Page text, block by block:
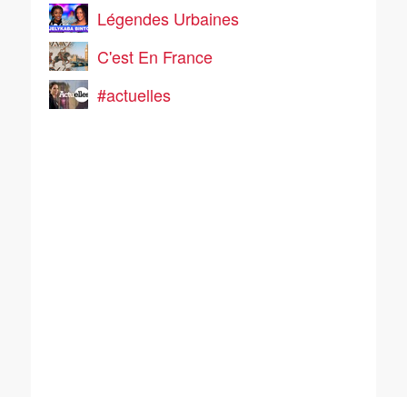
Légendes Urbaines
C'est En France
#actuelles